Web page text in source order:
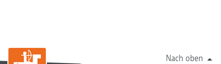
Nach oben